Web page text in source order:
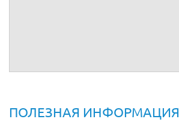
ПОЛЕЗНАЯ ИНФОРМАЦИЯ